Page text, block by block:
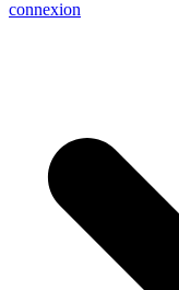
connexion